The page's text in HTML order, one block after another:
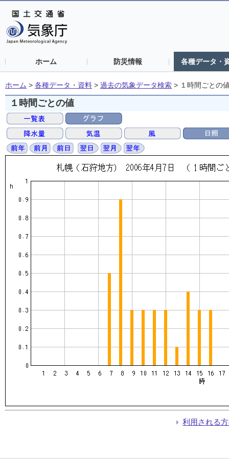
ホーム 防災情報 各種データ・
ホーム > 各種データ・資料 > 過去の気象データ検索 > １時間ごとの
１時間ごとの値
利用される